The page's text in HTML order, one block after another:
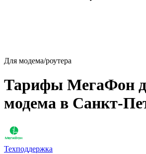
Для модема/роутера
Тарифы МегаФон
модема в Санкт-
Техподдержка